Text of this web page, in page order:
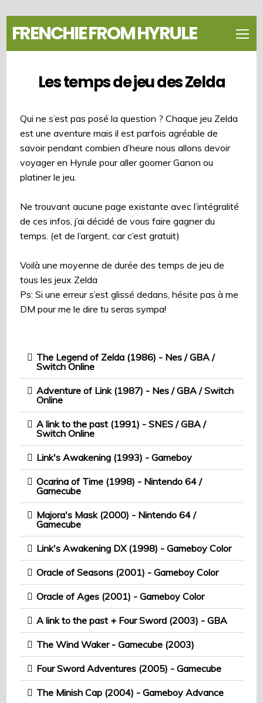
FRENCHIE FROM HYRULE
Les temps de jeu des Zelda
Qui ne s’est pas posé la question ? Chaque jeu Zelda
est une aventure mais il est parfois agréable de
savoir pendant combien d’heure nous allons devoir
voyager en Hyrule pour aller goomer Ganon ou
platiner le jeu.
Ne trouvant aucune page existante avec l’intégralité
de ces infos, j’ai décidé de vous faire gagner du
temps. (et de l’argent, car c’est gratuit)
Voilà une moyenne de durée des temps de jeu de
tous les jeux Zelda
Ps: Si une erreur s’est glissé dedans, hésite pas à me
DM pour me le dire tu seras sympa!
The Legend of Zelda (1986) - Nes / GBA /
Switch Online
Adventure of Link (1987) - Nes / GBA / Switch
Online
A link to the past (1991) - SNES / GBA /
Switch Online
Link's Awakening (1993) - Gameboy
Ocarina of Time (1998) - Nintendo 64 /
Gamecube
Majora's Mask (2000) - Nintendo 64 /
Gamecube
Link's Awakening DX (1998) - Gameboy Color
Oracle of Seasons (2001) - Gameboy Color
Oracle of Ages (2001) - Gameboy Color
A link to the past + Four Sword (2003) - GBA
The Wind Waker - Gamecube (2003)
Four Sword Adventures (2005) - Gamecube
The Minish Cap (2004) - Gameboy Advance